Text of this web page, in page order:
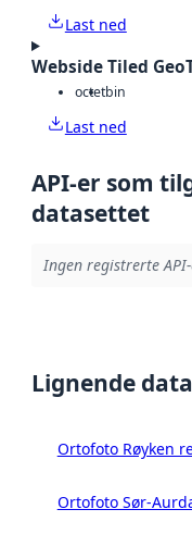
Last ned
Webside Tiled
octetbin
Last ned
API-er som
datasettet
Ingen registrerte
Lignende
Ortofoto Røyken
Ortofoto Sør-